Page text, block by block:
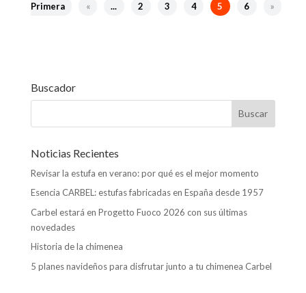
ar
Primera
« ... 2 3 4 5 6 »
Buscador
Noticias Recientes
Revisar la estufa en verano: por qué es el mejor momento
Esencia CARBEL: estufas fabricadas en España desde 1957
Carbel estará en Progetto Fuoco 2026 con sus últimas
novedades
Historia de la chimenea
5 planes navideños para disfrutar junto a tu chimenea Carbel